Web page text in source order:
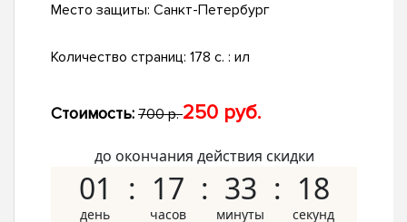
Место защиты: Санкт-Петербург
Количество страниц: 178 с. : ил
Стоимость: 700 р.250 руб.
до окончания действия скидки
01 17 33 17